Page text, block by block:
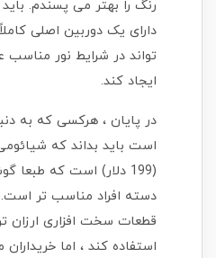
دارای یک دوربین اصلی
تواند در شرایط نور
ایجاد کند.
در پایان ، هرکسی که به
(199 دلار) است که
دسته افراد مناسب تر
قطعات سخت افزاری ارزان
استفاده کند ، اما